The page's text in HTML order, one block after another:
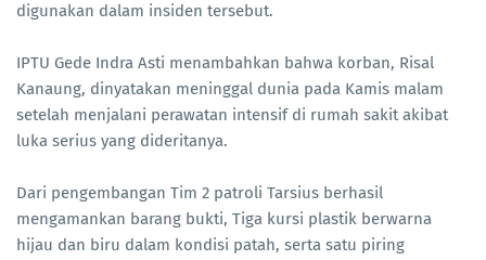
digunakan dalam insiden tersebut.
IPTU Gede Indra Asti menambahkan bahwa korban, Risal
Kanaung, dinyatakan meninggal dunia pada Kamis malam
setelah menjalani perawatan intensif di rumah sakit akibat
luka serius yang dideritanya.
Dari pengembangan Tim 2 patroli Tarsius berhasil
mengamankan barang bukti, Tiga kursi plastik berwarna
hijau dan biru dalam kondisi patah, serta satu piring